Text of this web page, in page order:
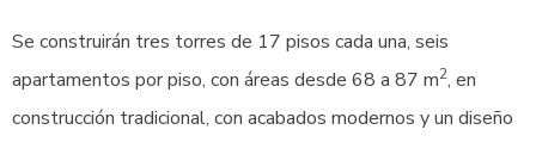
Se construirán tres torres de 17 pisos cada una, seis
apartamentos por piso, con áreas desde 68 a 87 m2, en
construcción tradicional, con acabados modernos y un diseño